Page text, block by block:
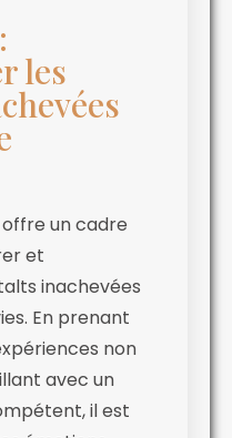
les
un cadre
et
inachevées
En prenant
non
avec un
il est